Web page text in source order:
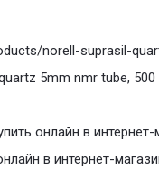
norell-suprasil-
5mm nmr tube, 500
онлайн в
в интернет-